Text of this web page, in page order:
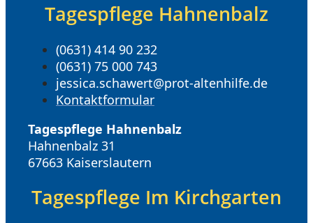
Tagespflege Hahnenbalz
(0631) 414 90 232
(0631) 75 000 743
jessica.schawert@prot-altenhilfe.de
Kontaktformular
Tagespflege Hahnenbalz
Hahnenbalz 31
67663 Kaiserslautern
Tagespflege Im Kirchgarten